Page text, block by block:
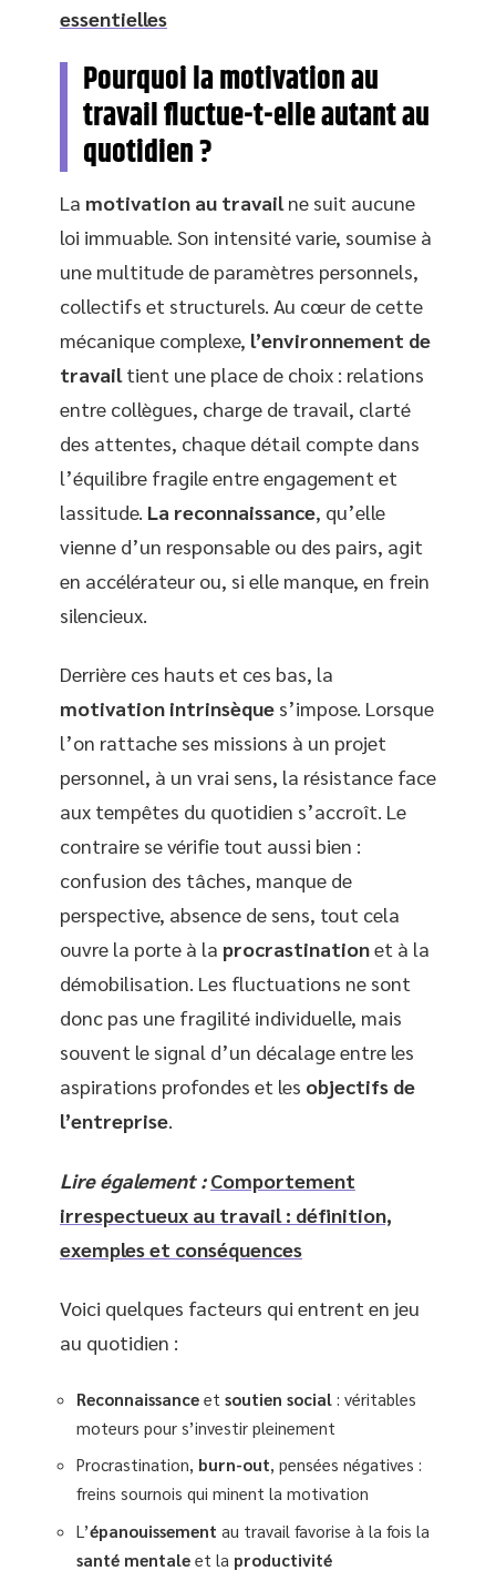
essentielles
Pourquoi la motivation au
travail fluctue-t-elle autant au
quotidien ?
La motivation au travail ne suit aucune
loi immuable. Son intensité varie, soumise à
une multitude de paramètres personnels,
collectifs et structurels. Au cœur de cette
mécanique complexe, l’environnement de
travail tient une place de choix : relations
entre collègues, charge de travail, clarté
des attentes, chaque détail compte dans
l’équilibre fragile entre engagement et
lassitude. La reconnaissance, qu’elle
vienne d’un responsable ou des pairs, agit
en accélérateur ou, si elle manque, en frein
silencieux.
Derrière ces hauts et ces bas, la
motivation intrinsèque s’impose. Lorsque
l’on rattache ses missions à un projet
personnel, à un vrai sens, la résistance face
aux tempêtes du quotidien s’accroît. Le
contraire se vérifie tout aussi bien :
confusion des tâches, manque de
perspective, absence de sens, tout cela
ouvre la porte à la procrastinationet à la
démobilisation. Les fluctuations ne sont
donc pas une fragilité individuelle, mais
souvent le signal d’un décalage entre les
aspirations profondes et les objectifs de
l’entreprise.
Lire également : Comportement
irrespectueux au travail : définition,
exemples et conséquences
Voici quelques facteurs qui entrent en jeu
au quotidien :
Reconnaissance et soutien social : véritables
moteurs pour s’investir pleinement
Procrastination, burn-out, pensées négatives :
freins sournois qui minent la motivation
L’épanouissement au travail favorise à la fois la
santé mentale et la productivité